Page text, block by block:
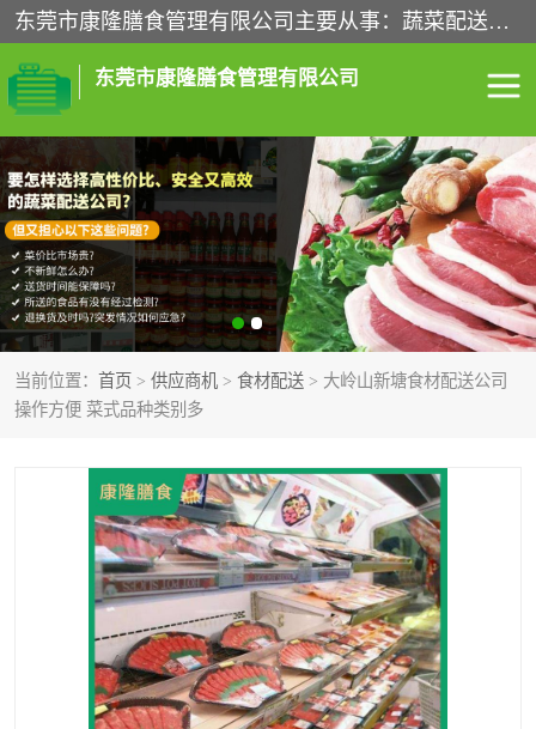
东莞市康隆膳食管理有限公司主要从事：蔬菜配送、食堂承包、企业工厂食堂承包、机关单位食堂承包、调味品配送、粮油配送、干货配送、副食配送、水果配送、海鲜配送等业务，东莞蔬菜配送电话，咨询在线客服。
东莞市康隆膳食管理有限公司
当前位置： 首页 > 供应商机 > 食材配送 > 大岭山新塘食材配送公司
操作方便 菜式品种类别多
食堂承包 蔬菜配送
粮油配送 鲜肉配送
海鲜配送 食材配送
调料配送 企业工厂食堂承包
干货配送 副食配送
水果配送